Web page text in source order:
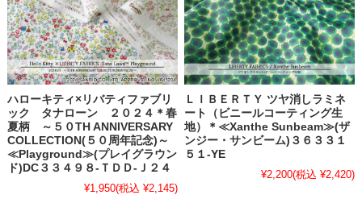
ハローキティ×リバティファブリ
ック タナローン ２０２４＊春
夏柄 ～５０TH ANNIVERSARY
COLLECTION(５０周年記念)～
≪Playground≫(プレイグラウン
ド)DC３３４９８-ＴＤＤ-Ｊ２４
¥1,950(税込 ¥2,145)
ＬＩＢＥＲＴＹ ツヤ消しラミネ
ート（ビニールコーティング生
地）＊≪Xanthe Sunbeam≫(ザ
ンジー・サンビーム)３６３３１
５１-YE
¥2,200(税込 ¥2,420)